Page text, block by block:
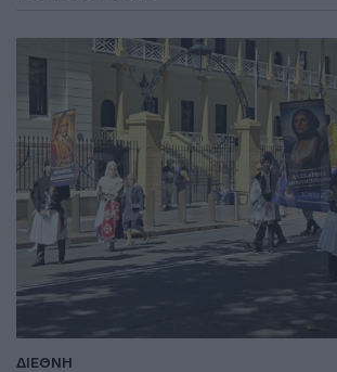
ΔΙΕΘΝΗ